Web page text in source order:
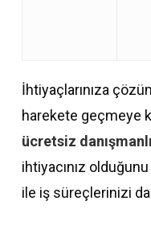
İhtiyaçlarınıza
harekete geçmeye
ücretsiz
ihtiyacınız
ile iş süreçlerinizi